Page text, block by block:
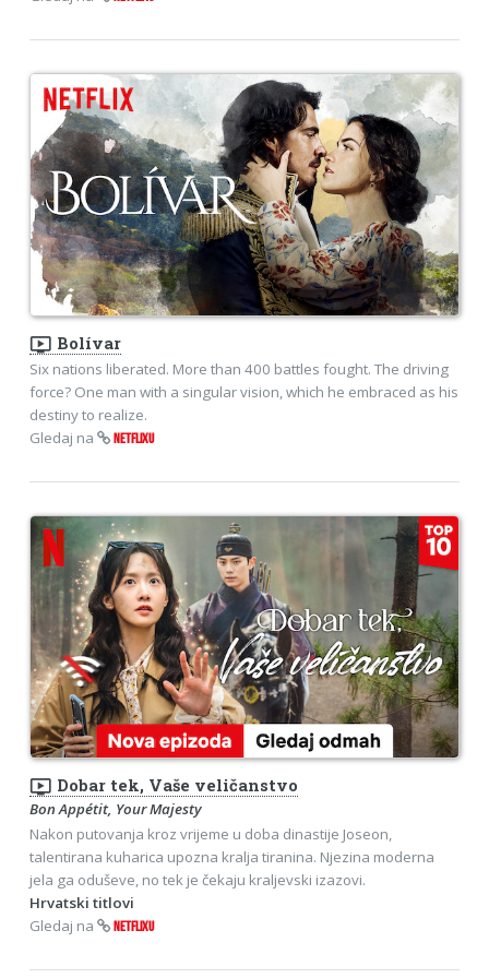
ondemand_video Bolívar
Six nations liberated. More than 400 battles fought. The driving
force? One man with a singular vision, which he embraced as his
destiny to realize.
Gledaj na
NETFLIXU
ondemand_video Dobar tek, Vaše veličanstvo
Bon Appétit, Your Majesty
Nakon putovanja kroz vrijeme u doba dinastije Joseon,
talentirana kuharica upozna kralja tiranina. Njezina moderna
jela ga oduševe, no tek je čekaju kraljevski izazovi.
Hrvatski titlovi
Gledaj na
NETFLIXU